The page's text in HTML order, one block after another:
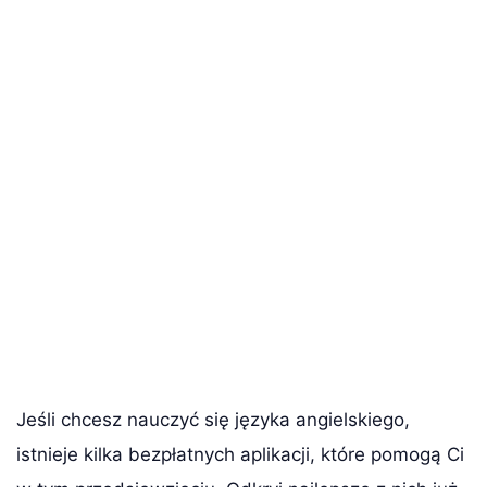
Jeśli chcesz nauczyć się języka angielskiego,
istnieje kilka bezpłatnych aplikacji, które pomogą Ci